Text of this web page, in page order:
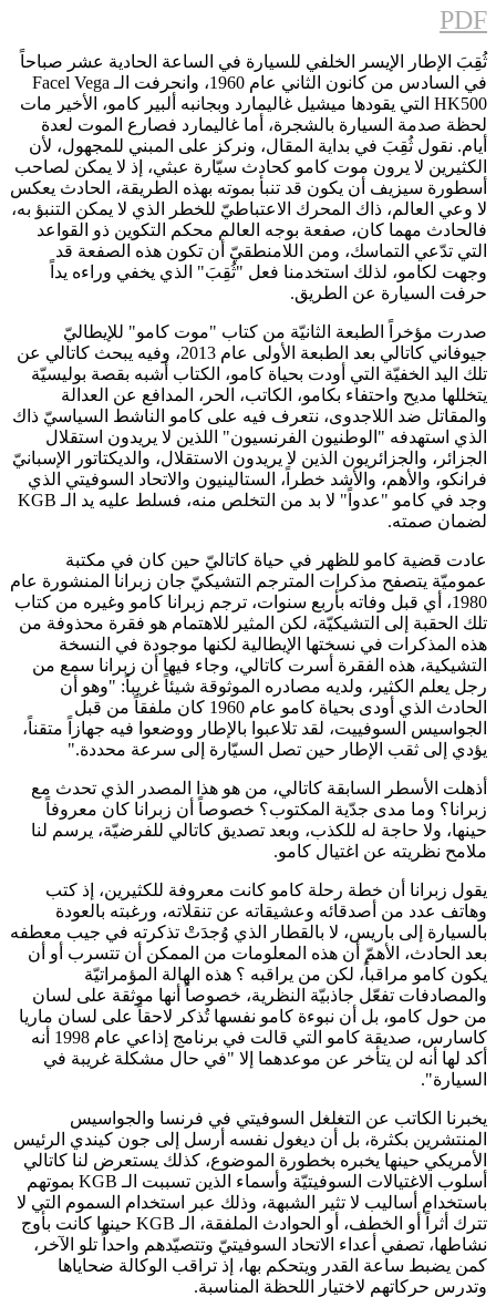
PDF
ثُقِبَ الإطار الإيسر الخلفي للسيارة في الساعة الحادية عشر صباحاً
في السادس من كانون الثاني عام 1960، وانحرفت الـ Facel Vega
HK500 التي يقودها ميشيل غاليمارد وبجانبه ألبير كامو، الأخير مات
لحظة صدمة السيارة بالشجرة، أما غاليمارد فصارع الموت لعدة
أيام. نقول ثُقِبَ في بداية المقال، ونركز على المبني للمجهول، لأن
الكثيرين لا يرون موت كامو كحادث سيّارة عبثي، إذ لا يمكن لصاحب
أسطورة سيزيف أن يكون قد تنبأ بموته بهذه الطريقة، الحادث يعكس
لا وعي العالم، ذاك المحرك الاعتباطيّ للخطر الذي لا يمكن التنبؤ به،
فالحادث مهما كان، صفعة بوجه العالم محكم التكوين ذو القواعد
التي تدّعي التماسك، ومن اللامنطقيّ أن تكون هذه الصفعة قد
وجهت لكامو، لذلك استخدمنا فعل "ثُقِبَ" الذي يخفي وراءه يداً
حرفت السيارة عن الطريق.
صدرت مؤخراً الطبعة الثانيّة من كتاب "موت كامو" للإيطاليّ
جيوفاني كاتالي بعد الطبعة الأولى عام 2013، وفيه يبحث كاتالي عن
تلك اليد الخفيّة التي أودت بحياة كامو، الكتاب أشبه بقصة بوليسيّة
يتخللها مديح واحتفاء بكامو، الكاتب، الحر، المدافع عن العدالة
والمقاتل ضد اللاجدوى، نتعرف فيه على كامو الناشط السياسيّ ذاك
الذي استهدفه "الوطنيون الفرنسيون" اللذين لا يريدون استقلال
الجزائر، والجزائريون الذين لا يريدون الاستقلال، والديكتاتور الإسبانيّ
فرانكو، والأهم، والأشد خطراً، الستالينيون والاتحاد السوفيتي الذي
وجد في كامو "عدواً" لا بد من التخلص منه، فسلط عليه يد الـ KGB
لضمان صمته.
عادت قضية كامو للظهر في حياة كاتاليّ حين كان في مكتبة
عموميّة يتصفح مذكرات المترجم التشيكيّ جان زبرانا المنشورة عام
1980، أي قبل وفاته بأربع سنوات، ترجم زبرانا كامو وغيره من كتاب
تلك الحقبة إلى التشيكيّة، لكن المثير للاهتمام هو فقرة محذوفة من
هذه المذكرات في نسختها الإيطالية لكنها موجودة في النسخة
التشيكية، هذه الفقرة أسرت كاتالي، وجاء فيها أن زبرانا سمع من
رجل يعلم الكثير، ولديه مصادره الموثوقة شيئاً غريباً: "وهو أن
الحادث الذي أودى بحياة كامو عام 1960 كان ملفقاً من قبل
الجواسيس السوفييت، لقد تلاعبوا بالإطار ووضعوا فيه جهازاً متقناً،
يؤدي إلى ثقب الإطار حين تصل السيّارة إلى سرعة محددة."
أذهلت الأسطر السابقة كاتالي، من هو هذا المصدر الذي تحدث مع
زبرانا؟ وما مدى جدّية المكتوب؟ خصوصاً أن زبرانا كان معروفاً
حينها، ولا حاجة له للكذب، وبعد تصديق كاتالي للفرضيّة، يرسم لنا
ملامح نظريته عن اغتيال كامو.
يقول زبرانا أن خطة رحلة كامو كانت معروفة للكثيرين، إذ كتب
وهاتف عدد من أصدقائه وعشيقاته عن تنقلاته، ورغبته بالعودة
بالسيارة إلى باريس، لا بالقطار الذي وُجدَتْ تذكرته في جيب معطفه
بعد الحادث، الأهمّ أن هذه المعلومات من الممكن أن تتسرب أو أن
يكون كامو مراقباً، لكن من يراقبه ؟ هذه الهالة المؤمراتيّة
والمصادفات تفعّل جاذبيّة النظرية، خصوصاً أنها موثقة على لسان
من حول كامو، بل أن نبوءة كامو نفسها تُذكر لاحقاً على لسان ماريا
كاسارس، صديقة كامو التي قالت في برنامج إذاعي عام 1998 أنه
أكد لها أنه لن يتأخر عن موعدهما إلا "في حال مشكلة غريبة في
السيارة".
يخبرنا الكاتب عن التغلغل السوفيتي في فرنسا والجواسيس
المنتشرين بكثرة، بل أن ديغول نفسه أرسل إلى جون كيندي الرئيس
الأمريكي حينها يخبره بخطورة الموضوع، كذلك يستعرض لنا كاتالي
أسلوب الاغتيالات السوفيتيّة وأسماء الذين تسببت الـ KGB بموتهم
باستخدام أساليب لا تثير الشبهة، وذلك عبر استخدام السموم التي لا
تترك أثراً أو الخطف، أو الحوادث الملفقة، الـ KGB حينها كانت بأوج
نشاطها، تصفي أعداء الاتحاد السوفيتيّ وتتصيّدهم واحداً تلو الآخر،
كمن يضبط ساعة القدر ويتحكم بها، إذ تراقب الوكالة ضحاياها
وتدرس حركاتهم لاختيار اللحظة المناسبة.